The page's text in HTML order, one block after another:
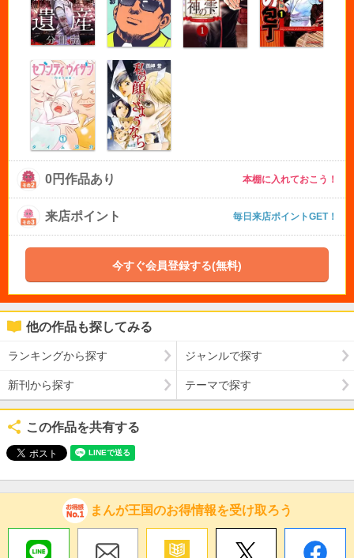
0円作品あり 本棚に入れておこう！
来店ポイント 毎日来店ポイントGET！
今すぐ会員登録する(無料)
他の作品も探してみる
ランキングから探す ジャンルで探す
新刊から探す テーマで探す
この作品を共有する
まんが王国のお得情報を受け取ろう